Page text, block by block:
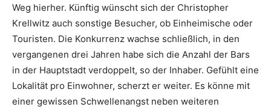
Weg hierher. Künftig wünscht sich der Christopher
Krellwitz auch sonstige Besucher, ob Einheimische oder
Touristen. Die Konkurrenz wachse schließlich, in den
vergangenen drei Jahren habe sich die Anzahl der Bars
in der Hauptstadt verdoppelt, so der Inhaber. Gefühlt eine
Lokalität pro Einwohner, scherzt er weiter. Es könne mit
einer gewissen Schwellenangst neben weiteren